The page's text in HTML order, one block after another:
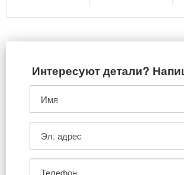
Интересуют детали?